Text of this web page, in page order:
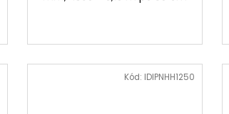
Kód: IDIPNHH1250